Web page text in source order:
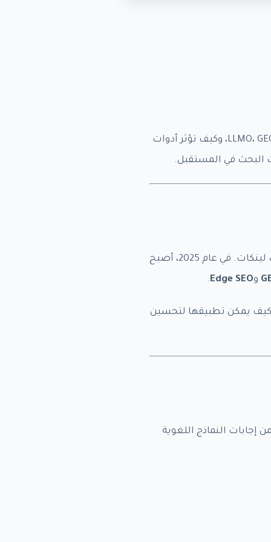
مصطلحات SEO 2025 : اكتشف أبرز مصطلحات السيو الجديدة في عام 2025 مثل LLMO، GEO، Edge SEO، وكيف تؤثر أدوات
البحث في المستقبل.
مع تسارع وتيرة تطور الذكاء الاصطناعي، لم يعد السيو (SEO) مجرد لعبة كلمات مفتاحية وباك لينكات. في عام 2025، أصبح
وEdge SEO
.
المصطلحات الجديدة في عالم السيو لعام 2025، ونوضح كيف يمكن تطبيقها لتحسين
النماذج اللغوية